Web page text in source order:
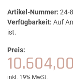
Artikel-Nummer: 24-
Verfügbarkeit: Auf
ist.
Preis:
inkl. 19% MwSt.